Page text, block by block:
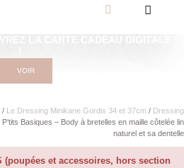
VOIR
/ Le Dressing Minikane Gordis 34 et 37cm​ / Dressing
Basiques – Body à bretelles en maille côtelée lin
naturel et sa dentelle
(poupées et accessoires, hors section